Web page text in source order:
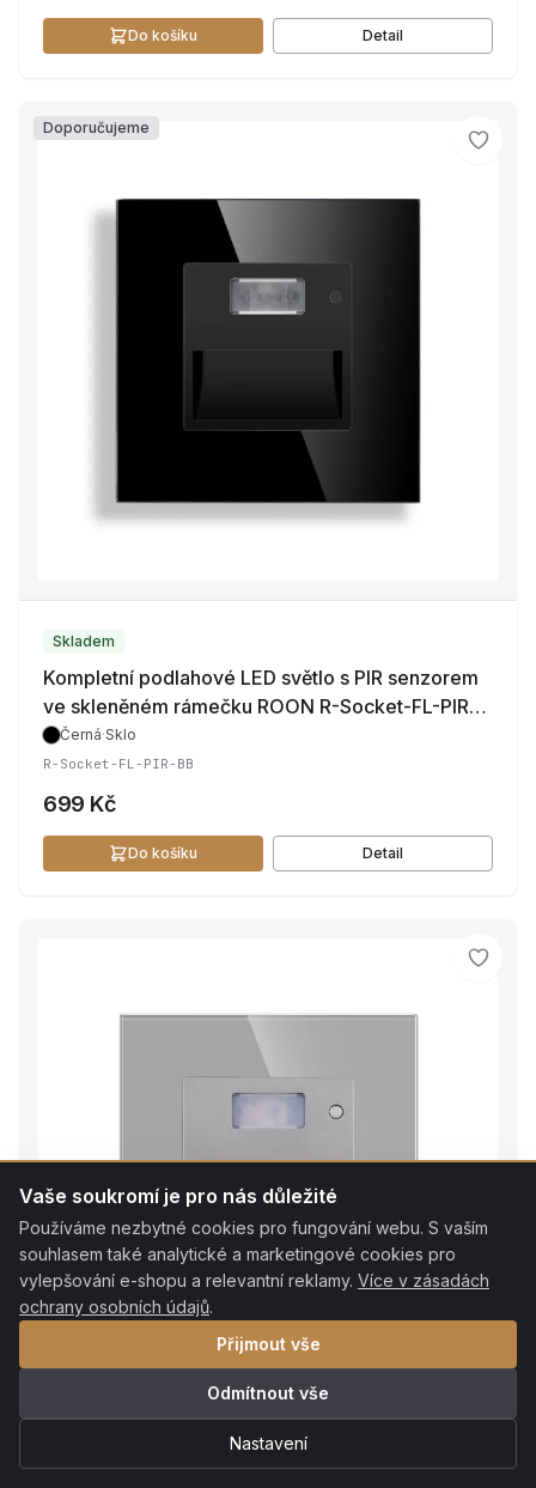
Do košíku Detail
Doporučujeme
Skladem
Kompletní podlahové LED světlo s PIR senzorem
ve skleněném rámečku ROON R-Socket-FL-PIR-
BBČerná·Sklo
R-Socket-FL-PIR-BB
699 Kč
Do košíku Detail
Vaše soukromí je pro nás důležité
Používáme nezbytné cookies pro fungování webu. S vaším
souhlasem také analytické a marketingové cookies pro
vylepšování e-shopu a relevantní reklamy. Více v zásadách
ochrany osobních údajů.
Přijmout vše
Odmítnout vše
Nastavení